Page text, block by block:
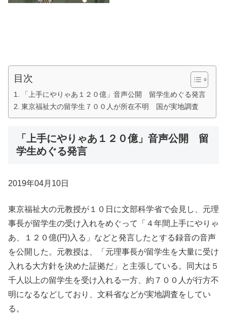
目次
「上手にやりゃあ１２０億」音声公開 留学生めぐる発言
東京福祉大の留学生７００人が所在不明 国が実地調査
「上手にやりゃあ１２０億」音声公開 留
学生めぐる発言
2019年04月10日
東京福祉大の元教授が１０日に文部科学省で会見し、元理
事長が留学生の受け入れをめぐって「４年間上手にやりゃ
あ、１２０億(円)入る」などと発言したとする録音の音声
を公開した。元教授は、「元理事長が留学生を大量に受け
入れる大方針を決めた証拠だ」と主張している。同大は５
千人以上の留学生を受け入れる一方、約７００人が行方不
明になるなどしており、文科省などが実地調査をしてい
る。